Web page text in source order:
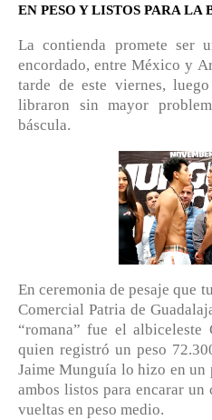
EN PESO Y LISTOS PARA LA
La contienda promete ser
encordado, entre México y
tarde de este viernes,
libraron sin mayor
báscula.
En ceremonia de pesaje que
Comercial Patria de
“romana” fue el albiceleste
quien registró un peso
Jaime Munguía lo hizo en un
ambos listos para encarar
vueltas en peso medio.